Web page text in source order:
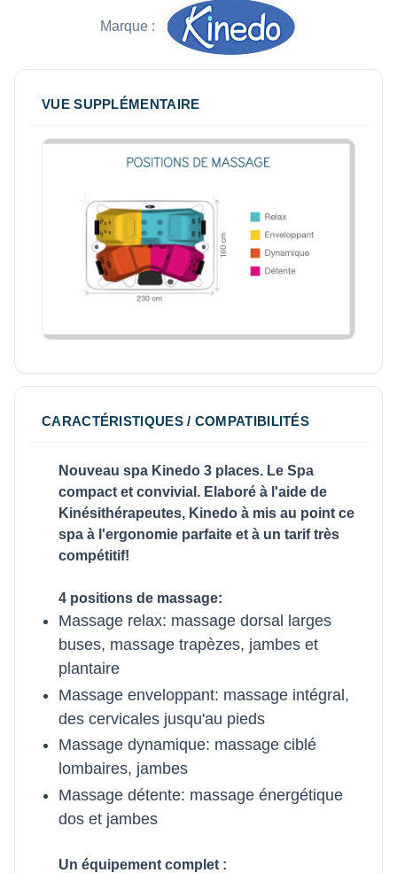
Marque :
VUE SUPPLÉMENTAIRE
CARACTÉRISTIQUES / COMPATIBILITÉS
Nouveau spa Kinedo 3 places. Le Spa
compact et convivial. Elaboré à l'aide de
Kinésithérapeutes, Kinedo à mis au point ce
spa à l'ergonomie parfaite et à un tarif très
compétitif!
4 positions de massage:
Massage relax: massage dorsal larges
buses, massage trapèzes, jambes et
plantaire
Massage enveloppant: massage intégral,
des cervicales jusqu'au pieds
Massage dynamique: massage ciblé
lombaires, jambes
Massage détente: massage énergétique
dos et jambes
Un équipement complet :